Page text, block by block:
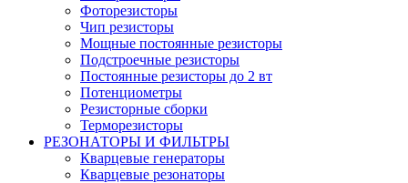
Фоторезисторы
Чип резисторы
Мощные постоянные резисторы
Подстроечные резисторы
Постоянные резисторы до 2 вт
Потенциометры
Резисторные сборки
Терморезисторы
РЕЗОНАТОРЫ И ФИЛЬТРЫ
Кварцевые генераторы
Кварцевые резонаторы